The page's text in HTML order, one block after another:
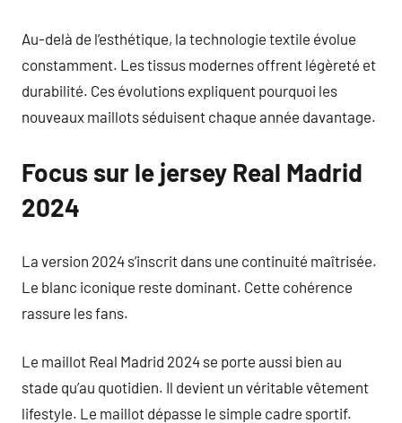
Au-delà de l’esthétique, la technologie textile évolue
constamment. Les tissus modernes offrent légèreté et
durabilité. Ces évolutions expliquent pourquoi les
nouveaux maillots séduisent chaque année davantage.
Focus sur le jersey Real Madrid
2024
La version 2024 s’inscrit dans une continuité maîtrisée.
Le blanc iconique reste dominant. Cette cohérence
rassure les fans.
Le maillot Real Madrid 2024 se porte aussi bien au
stade qu’au quotidien. Il devient un véritable vêtement
lifestyle. Le maillot dépasse le simple cadre sportif.